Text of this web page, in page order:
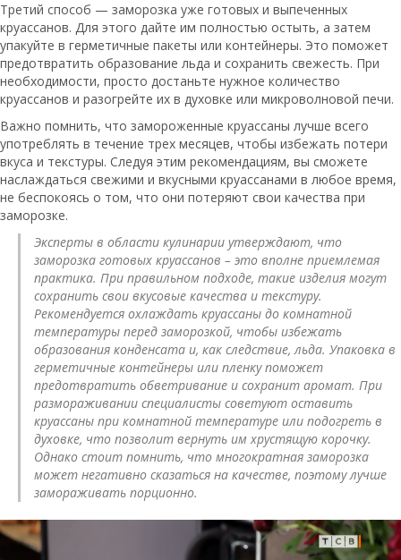
Третий способ — заморозка уже готовых и выпеченных
круассанов. Для этого дайте им полностью остыть, а затем
упакуйте в герметичные пакеты или контейнеры. Это поможет
предотвратить образование льда и сохранить свежесть. При
необходимости, просто достаньте нужное количество
круассанов и разогрейте их в духовке или микроволновой печи.
Важно помнить, что замороженные круассаны лучше всего
употреблять в течение трех месяцев, чтобы избежать потери
вкуса и текстуры. Следуя этим рекомендациям, вы сможете
наслаждаться свежими и вкусными круассанами в любое время,
не беспокоясь о том, что они потеряют свои качества при
заморозке.
Эксперты в области кулинарии утверждают, что
заморозка готовых круассанов – это вполне приемлемая
практика. При правильном подходе, такие изделия могут
сохранить свои вкусовые качества и текстуру.
Рекомендуется охлаждать круассаны до комнатной
температуры перед заморозкой, чтобы избежать
образования конденсата и, как следствие, льда. Упаковка в
герметичные контейнеры или пленку поможет
предотвратить обветривание и сохранит аромат. При
размораживании специалисты советуют оставить
круассаны при комнатной температуре или подогреть в
духовке, что позволит вернуть им хрустящую корочку.
Однако стоит помнить, что многократная заморозка
может негативно сказаться на качестве, поэтому лучше
замораживать порционно.